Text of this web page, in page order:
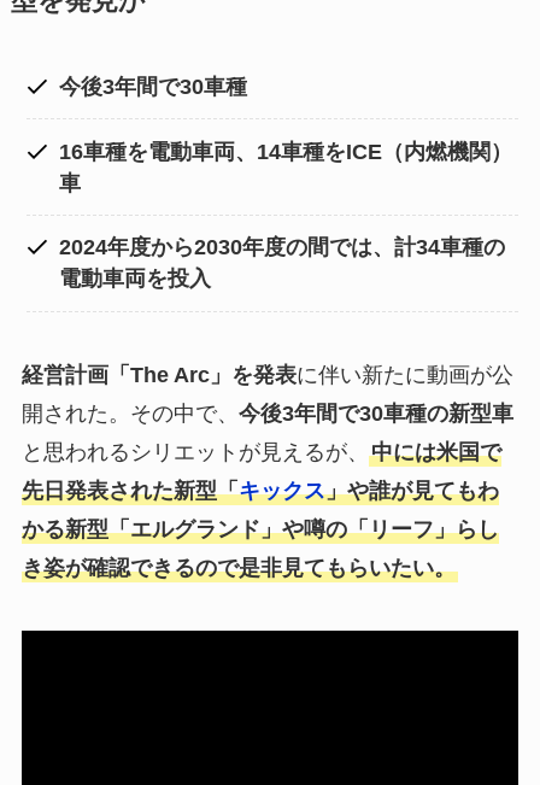
今後3年間で30車種
16車種を電動車両、14車種をICE（内燃機関）
車
2024年度から2030年度の間では、計34車種の
電動車両を投入
経営計画「The Arc」を発表に伴い新たに動画が公
開された。その中で、 今後3年間で30車種の新型車
と思われるシリエットが見えるが、 中には米国で
先日発表された新型「キックス」や誰が見てもわ
かる新型「エルグランド」や噂の「リーフ」らし
き姿が確認できるので是非見てもらいたい。